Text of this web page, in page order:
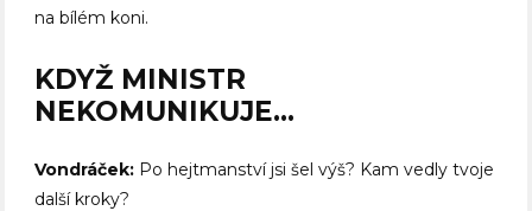
na bílém koni.
KDYŽ MINISTR
NEKOMUNIKUJE…
Vondráček: Po hejtmanství jsi šel výš? Kam vedly tvoje
další kroky?